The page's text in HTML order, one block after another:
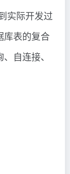
实际开发过
库表的复合
自连接、